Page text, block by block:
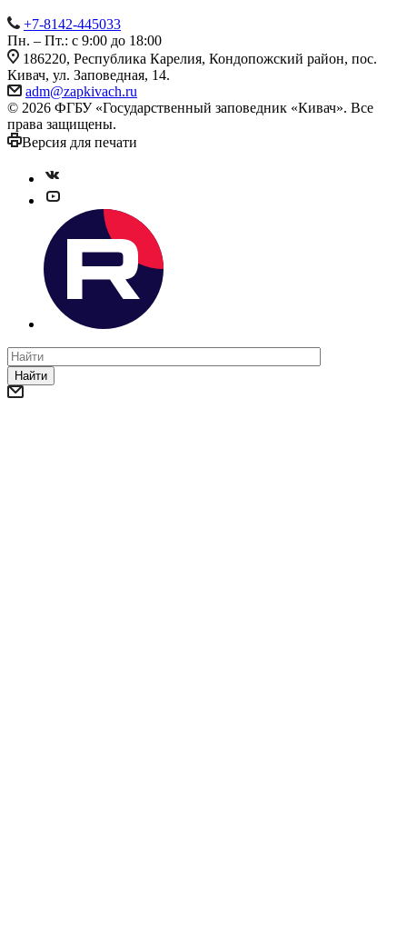
+7-8142-445033
Пн. – Пт.: с 9:00 до 18:00
186220, Республика Карелия, Кондопожский район, пос.
Кивач, ул. Заповедная, 14.
adm@zapkivach.ru
© 2026 ФГБУ «Государственный заповедник «Кивач». Все
права защищены.
Версия для печати
Найти